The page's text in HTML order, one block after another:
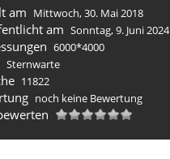
am Mittwoch, 30. Mai 2018
am Sonntag, 9. Juni 2024
6000*4000
Sternwarte
11822
noch keine Bewertung